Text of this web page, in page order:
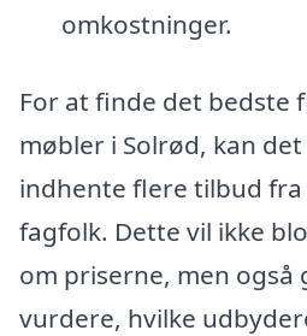
omkostninger.
For at finde det bedste
møbler i Solrød, kan
indhente flere tilbud
fagfolk. Dette vil ikke
om priserne, men
vurdere, hvilke